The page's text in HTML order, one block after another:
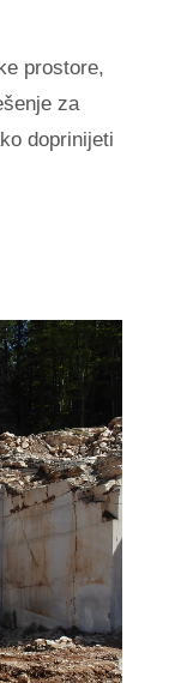
prostore,
za
doprinijeti